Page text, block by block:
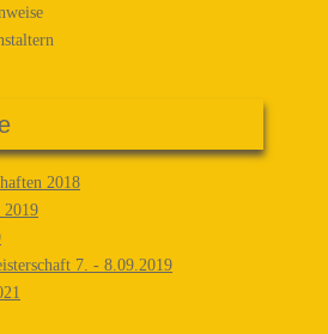
2018
2019
7. - 8.09.2019